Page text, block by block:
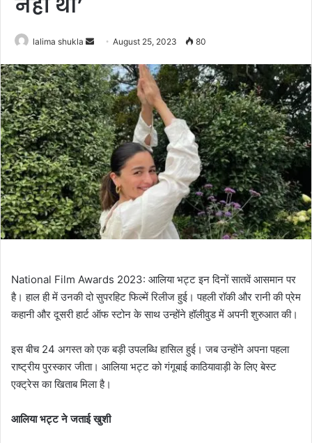
नहीं था’
lalima shukla
Send
email
August 25, 2023 80
National Film Awards 2023: आलिया भट्ट इन दिनों सातवें आसमान पर
है। हाल ही में उनकी दो सुपरहिट फिल्में रिलीज हुई। पहली रॉकी और रानी की प्रेम
कहानी और दूसरी हार्ट ऑफ स्टोन के साथ उन्होंने हॉलीवुड में अपनी शुरुआत की।
इस बीच 24 अगस्त को एक बड़ी उपलब्धि हासिल हुई। जब उन्होंने अपना पहला
राष्ट्रीय पुरस्कार जीता। आलिया भट्ट को गंगूबाई काठियावाड़ी के लिए बेस्ट
एक्ट्रेस का खिताब मिला है।
आलिया भट्ट ने जताई खुशी